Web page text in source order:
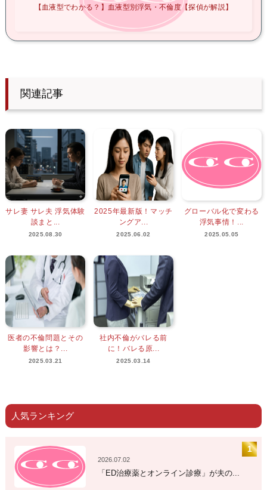
【血液型でわかる？】血液型別浮気・不倫度【探偵が解説】
関連記事
サレ妻 サレ夫 浮気体験
談まと...
2025.08.30
2025年最新版！マッチ
ングア...
2025.06.02
グローバル化で変わる
浮気事情！...
2025.05.05
医者の不倫問題とその
影響とは？...
2025.03.21
社内不倫がバレる前
に！バレる原...
2025.03.14
人気ランキング
2026.07.02
「ED治療薬とオンライン診療」が夫の...